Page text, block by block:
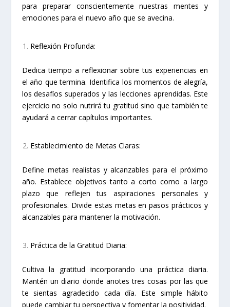
para preparar conscientemente nuestras mentes y
emociones para el nuevo año que se avecina.
Reflexión Profunda:
Dedica tiempo a reflexionar sobre tus experiencias en
el año que termina. Identifica los momentos de alegría,
los desafíos superados y las lecciones aprendidas. Este
ejercicio no solo nutrirá tu gratitud sino que también te
ayudará a cerrar capítulos importantes.
Establecimiento de Metas Claras:
Define metas realistas y alcanzables para el próximo
año. Establece objetivos tanto a corto como a largo
plazo que reflejen tus aspiraciones personales y
profesionales. Divide estas metas en pasos prácticos y
alcanzables para mantener la motivación.
Práctica de la Gratitud Diaria:
Cultiva la gratitud incorporando una práctica diaria.
Mantén un diario donde anotes tres cosas por las que
te sientas agradecido cada día. Este simple hábito
puede cambiar tu perspectiva y fomentar la positividad.